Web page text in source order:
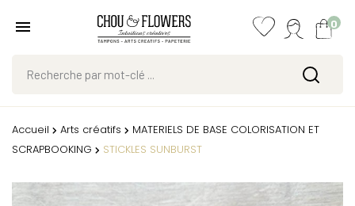
0
Accueil Arts créatifs
MATERIELS DE BASE COLORISATION ET
SCRAPBOOKING
STICKLES SUNBURST